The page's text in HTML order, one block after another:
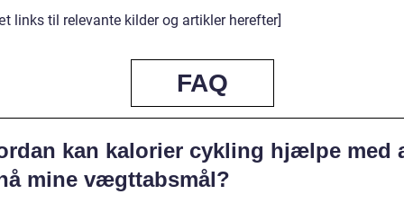
links til relevante kilder og artikler herefter]
FAQ
kan kalorier cykling hjælpe med
mine vægttabsmål?